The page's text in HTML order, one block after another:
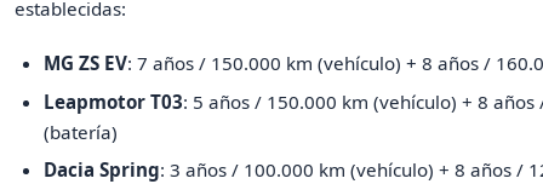
establecidas:
MG ZS EV: 7 años / 150.000 km (vehículo) + 8 años /
Leapmotor T03: 5 años / 150.000 km (vehículo) + 8
(batería)
Dacia Spring: 3 años / 100.000 km (vehículo) + 8 años /